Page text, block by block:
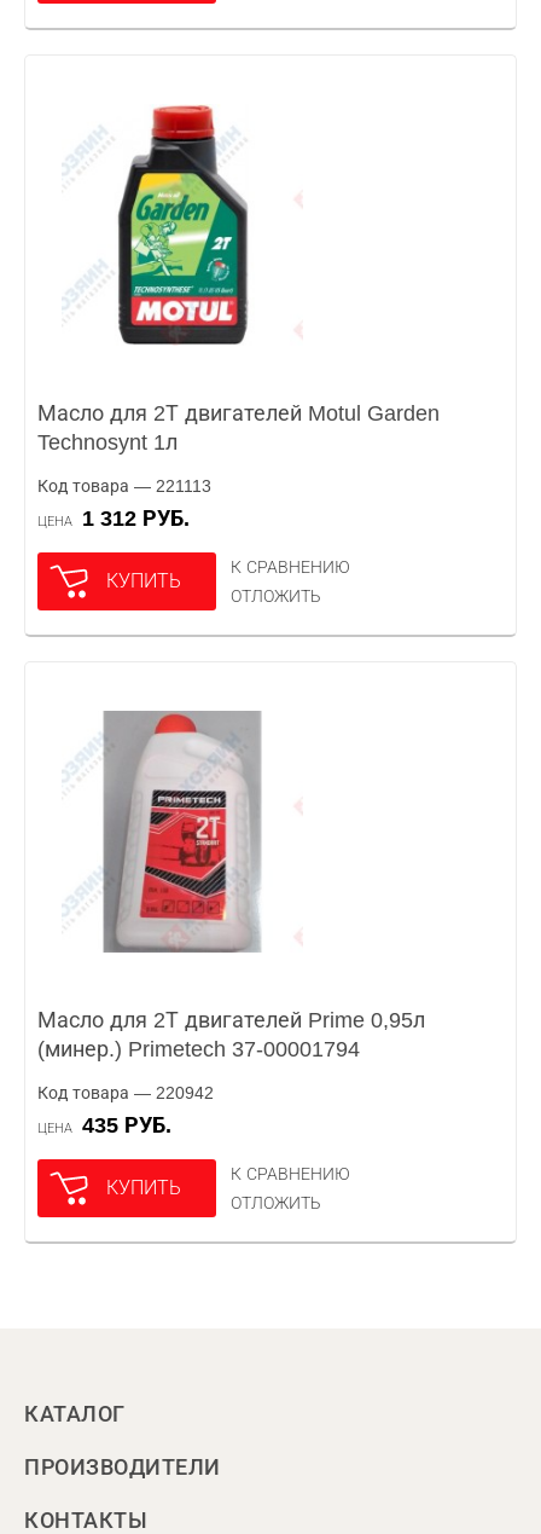
Масло для 2Т двигателей Motul Garden
Technosynt 1л
Код товара — 221113
ЦЕНА 1 312 РУБ.
КУПИТЬ
К СРАВНЕНИЮ
ОТЛОЖИТЬ
Масло для 2Т двигателей Prime 0,95л
(минер.) Primetech 37-00001794
Код товара — 220942
ЦЕНА 435 РУБ.
КУПИТЬ
К СРАВНЕНИЮ
ОТЛОЖИТЬ
КАТАЛОГ
ПРОИЗВОДИТЕЛИ
КОНТАКТЫ